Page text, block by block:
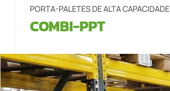
PORTA-PALETES DE ALTA CAPACIDADE
COMBI-PPT